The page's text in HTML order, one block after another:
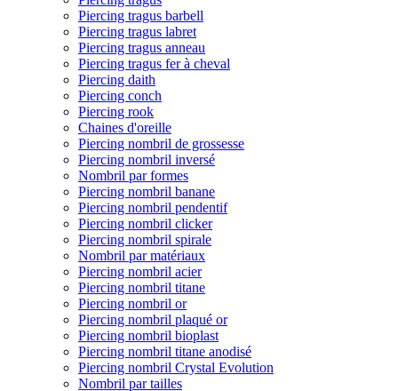
Piercing tragus barbell
Piercing tragus labret
Piercing tragus anneau
Piercing tragus fer à cheval
Piercing daith
Piercing conch
Piercing rook
Chaines d'oreille
Piercing nombril de grossesse
Piercing nombril inversé
Nombril par formes
Piercing nombril banane
Piercing nombril pendentif
Piercing nombril clicker
Piercing nombril spirale
Nombril par matériaux
Piercing nombril acier
Piercing nombril titane
Piercing nombril or
Piercing nombril plaqué or
Piercing nombril bioplast
Piercing nombril titane anodisé
Piercing nombril Crystal Evolution
Nombril par tailles